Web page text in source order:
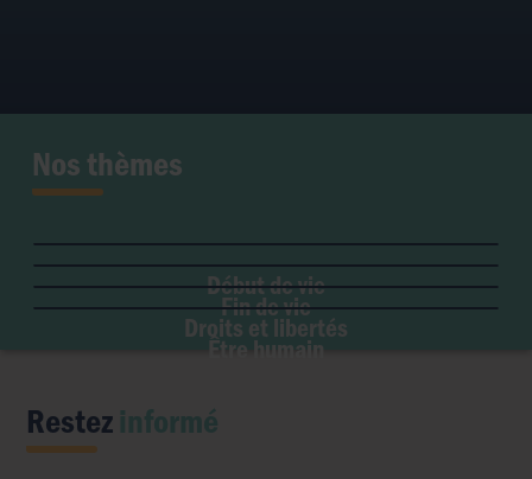
Nos thèmes
Début de vie
Fertilité et grossesse
Embryon
GPA
Avortement
Fin de vie
Euthanasie
Don d'organes
Droits et libertés
Liberté de conscience
Liberté institutionnelle
Accès aux origines
Être humain
Maladie & handicap
Genre & sexualité
Eugénisme
Transhumanisme
Restezinformé